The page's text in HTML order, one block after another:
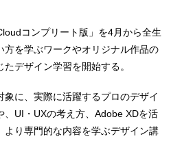
コンプリート版」を4月から全生
を学ぶワークやオリジナル作品の
デザイン学習を開始する。
に、実際に活躍するプロのデザイ
UI・UXの考え方、Adobe XDを活
より専門的な内容を学ぶデザイン講